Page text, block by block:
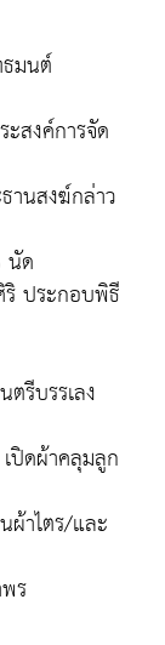
มนต์
สงค์การจัด
านสงฆ์กล่าว
นัด
ประกอบพิธี
รีบรรเลง
ปิดผ้าคลุมลูก
ผ้าไตร/และ
ร